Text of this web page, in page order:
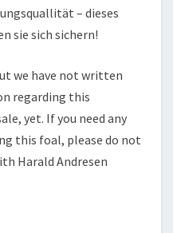
– dieses
sie sich sichern!
we have not written
regarding this
yet. If you need any
this foal, please do not
Harald Andresen